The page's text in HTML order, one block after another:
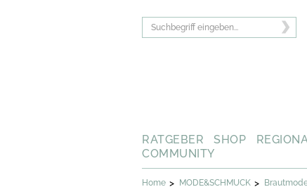
RATGEBER SHOP
COMMUNITY
Home > MODE&SCHMUCK >